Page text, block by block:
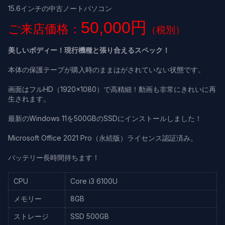
15.6インチの中古ノートパソコン
ご来店価格： 50,000円 （税別）
美しいボディー！現行機種と張り合えるスペック！
本体の保護テープが購入時のままはがされていない状態です。
画面はフルHD（1920×1080）で高精細！動画も非常にきれいに再
生されます。
最新のWindows 11を500GBのSSDにインストールしました！
Microsoft Office 2021 Pro（永続版）ライセンス認証済み。
バッテリー長時間持ちます！
CPU Core i3 6100U
メモリー 8GB
ストレージ SSD 500GB